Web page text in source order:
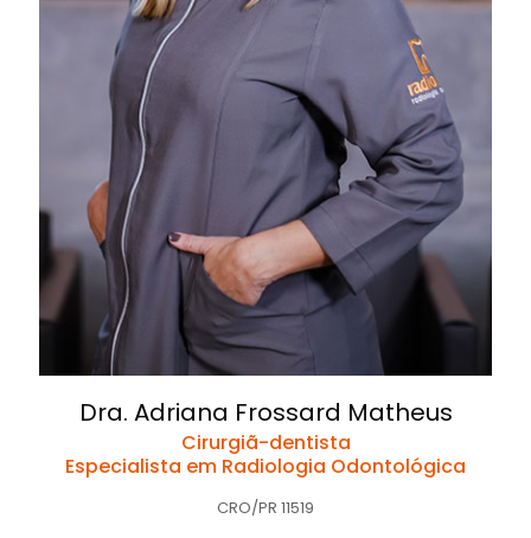
Dra. Adriana Frossard Matheus
Cirurgiã-dentista
Especialista em Radiologia Odontológica
CRO/PR 11519